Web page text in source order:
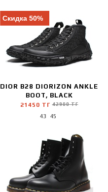
Скидка 50%
DIOR B28 DIORIZON ANKLE
BOOT, BLACK
21450 ТГ42900 ТГ
43 45